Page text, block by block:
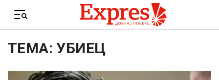
Menu
ТЕМА: УБИЕЦ